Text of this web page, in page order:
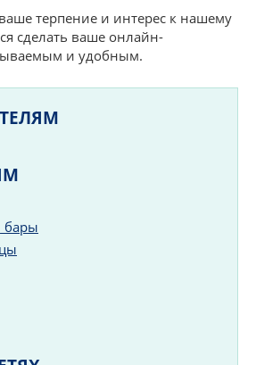
терпение и интерес к нашему
сделать ваше онлайн-
и удобным.
бары